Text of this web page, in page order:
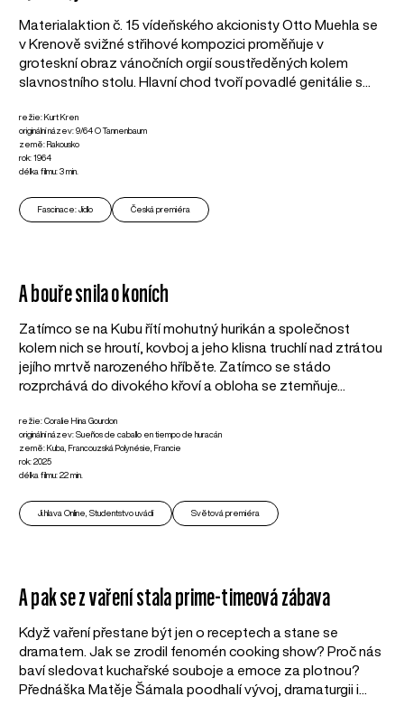
Materialaktion č. 15 vídeňského akcionisty Otto Muehla se
v Krenově svižné střihové kompozici proměňuje v
groteskní obraz vánočních orgií soustředěných kolem
slavnostního stolu. Hlavní chod tvoří povadlé genitálie s...
režie: Kurt Kren
originální název: 9/64 O Tannenbaum
země: Rakousko
rok: 1964
délka filmu: 3 min.
Fascinace: Jídlo Česká premiéra
A bouře snila o koních
Zatímco se na Kubu řítí mohutný hurikán a společnost
kolem nich se hroutí, kovboj a jeho klisna truchlí nad ztrátou
jejího mrtvě narozeného hříběte. Zatímco se stádo
rozprchává do divokého křoví a obloha se ztemňuje...
režie: Coralie Hina Gourdon
originální název: Sueños de caballo en tiempo de huracán
země: Kuba, Francouzská Polynésie, Francie
rok: 2025
délka filmu: 22 min.
Ji.hlava Online, Studentstvo uvádí Světová premiéra
A pak se z vaření stala prime-timeová zábava
Když vaření přestane být jen o receptech a stane se
dramatem. Jak se zrodil fenomén cooking show? Proč nás
baví sledovat kuchařské souboje a emoce za plotnou?
Přednáška Matěje Šámala poodhalí vývoj, dramaturgii i...